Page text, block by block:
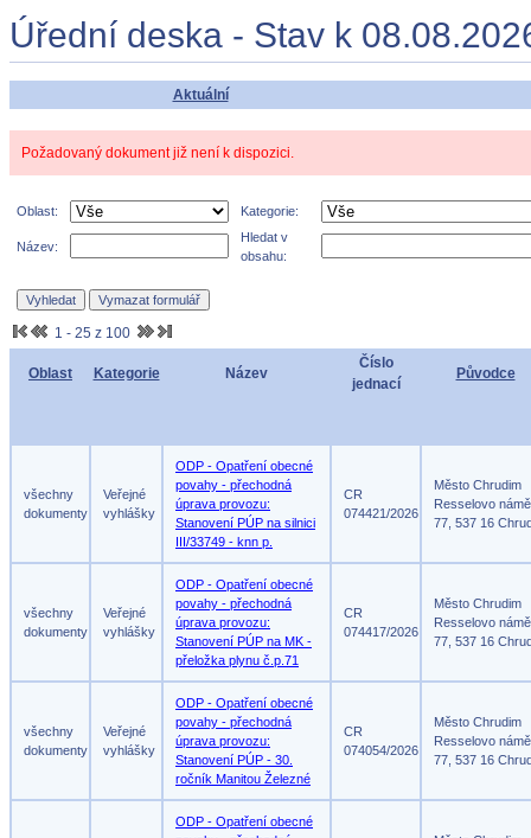
Úřední deska - Stav k
Aktuální
Požadovaný dokument již není k dispozici.
Oblast: Kategorie:
Název:
Hledat v
obsahu:
1 - 25 z 100
Oblast Kategorie Název
Číslo
jednací
Původce
všechny
dokumenty
Veřejné
vyhlášky
ODP - Opatření obecné
povahy - přechodná
úprava provozu:
Stanovení PÚP na silnici
III/33749 - knn p.
CR
074421/2026
Město Chrudim
Resselovo
77, 537 16
všechny
dokumenty
Veřejné
vyhlášky
ODP - Opatření obecné
povahy - přechodná
úprava provozu:
Stanovení PÚP na MK -
přeložka plynu č.p.71
CR
074417/2026
Město Chrudim
Resselovo
77, 537 16
všechny
dokumenty
Veřejné
vyhlášky
ODP - Opatření obecné
povahy - přechodná
úprava provozu:
Stanovení PÚP - 30.
ročník Manitou Železné
CR
074054/2026
Město Chrudim
Resselovo
77, 537 16
ODP - Opatření obecné